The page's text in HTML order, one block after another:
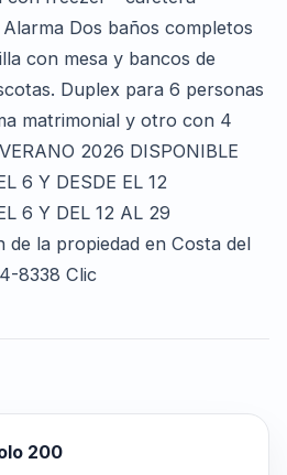
Dos baños completos
con mesa y bancos de
Duplex para 6 personas
matrimonial y otro con 4
2026 DISPONIBLE
6 Y DESDE EL 12
6 Y DEL 12 AL 29
de la propiedad en Costa del
8338 Clic
200